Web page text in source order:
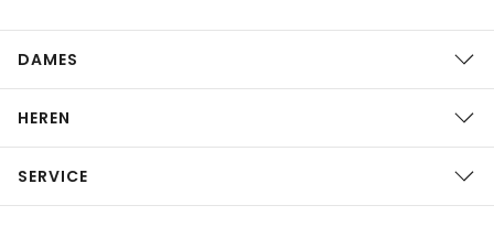
DAMES
HEREN
SERVICE